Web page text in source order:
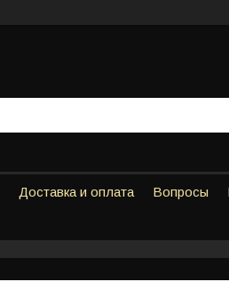
Доставка и оплата Вопросы